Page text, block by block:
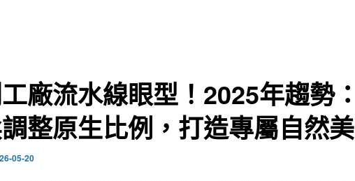
廠流水線眼型！2025年趨勢：
整原生比例，打造專屬自然美
05-20